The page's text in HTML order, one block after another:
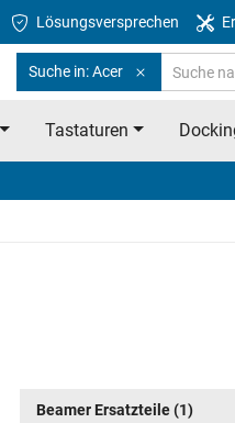
Lösungsversprechen
Suche in: Acer
Tastaturen
Beamer Ersatzteile(1)